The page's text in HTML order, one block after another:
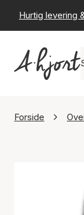
Hurtig levering
Forside